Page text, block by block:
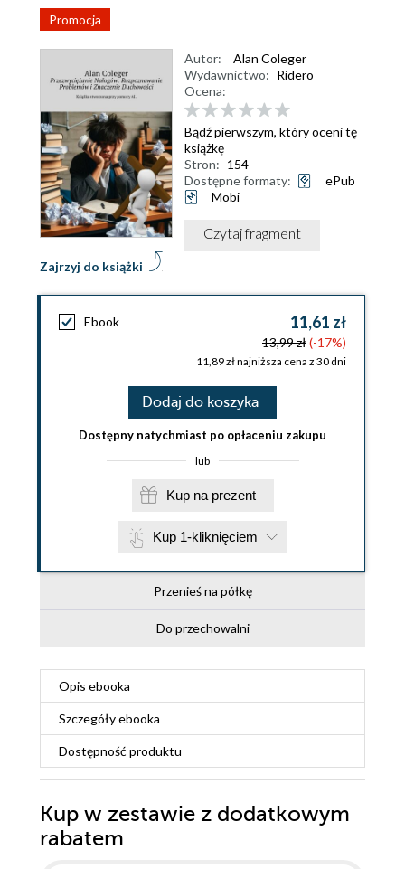
Promocja
Zajrzyj do książki
Autor:
Alan Coleger
Wydawnictwo: Ridero
Ocena:
Bądź pierwszym, który oceni tę
książkę
Stron: 154
Dostępne formaty:
ePub
Mobi
Czytaj fragment
Ebook 11,61 zł
13,99 zł(-17%)
11,89 zł najniższa cena z 30 dni
Dodaj do koszyka
Dostępny natychmiast po opłaceniu zakupu
lub
Kup na prezent
Kup 1-kliknięciem
Przenieś na półkę
Do przechowalni
Opis ebooka
Szczegółyebooka
Dostępność produktu
Kup w zestawie z dodatkowym
rabatem